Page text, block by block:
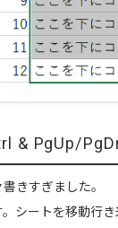
& PgUp/
きすぎました。
シートを移動行